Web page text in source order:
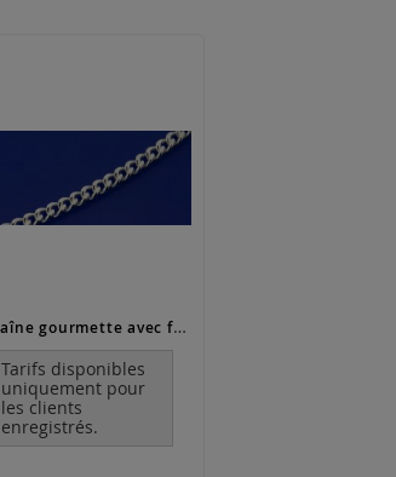
chaîne gourmette avec fermoir à mousqueton (ø2.05mm) / argent 925
Tarifs disponibles
uniquement pour
les clients
enregistrés.